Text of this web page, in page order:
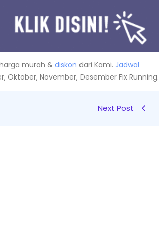
murah & diskon dari Kami. Jadwal
Oktober, November, Desember Fix Running.
Next Post